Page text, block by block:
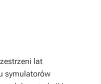
lat
symulatorów